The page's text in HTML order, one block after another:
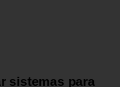
sistemas para